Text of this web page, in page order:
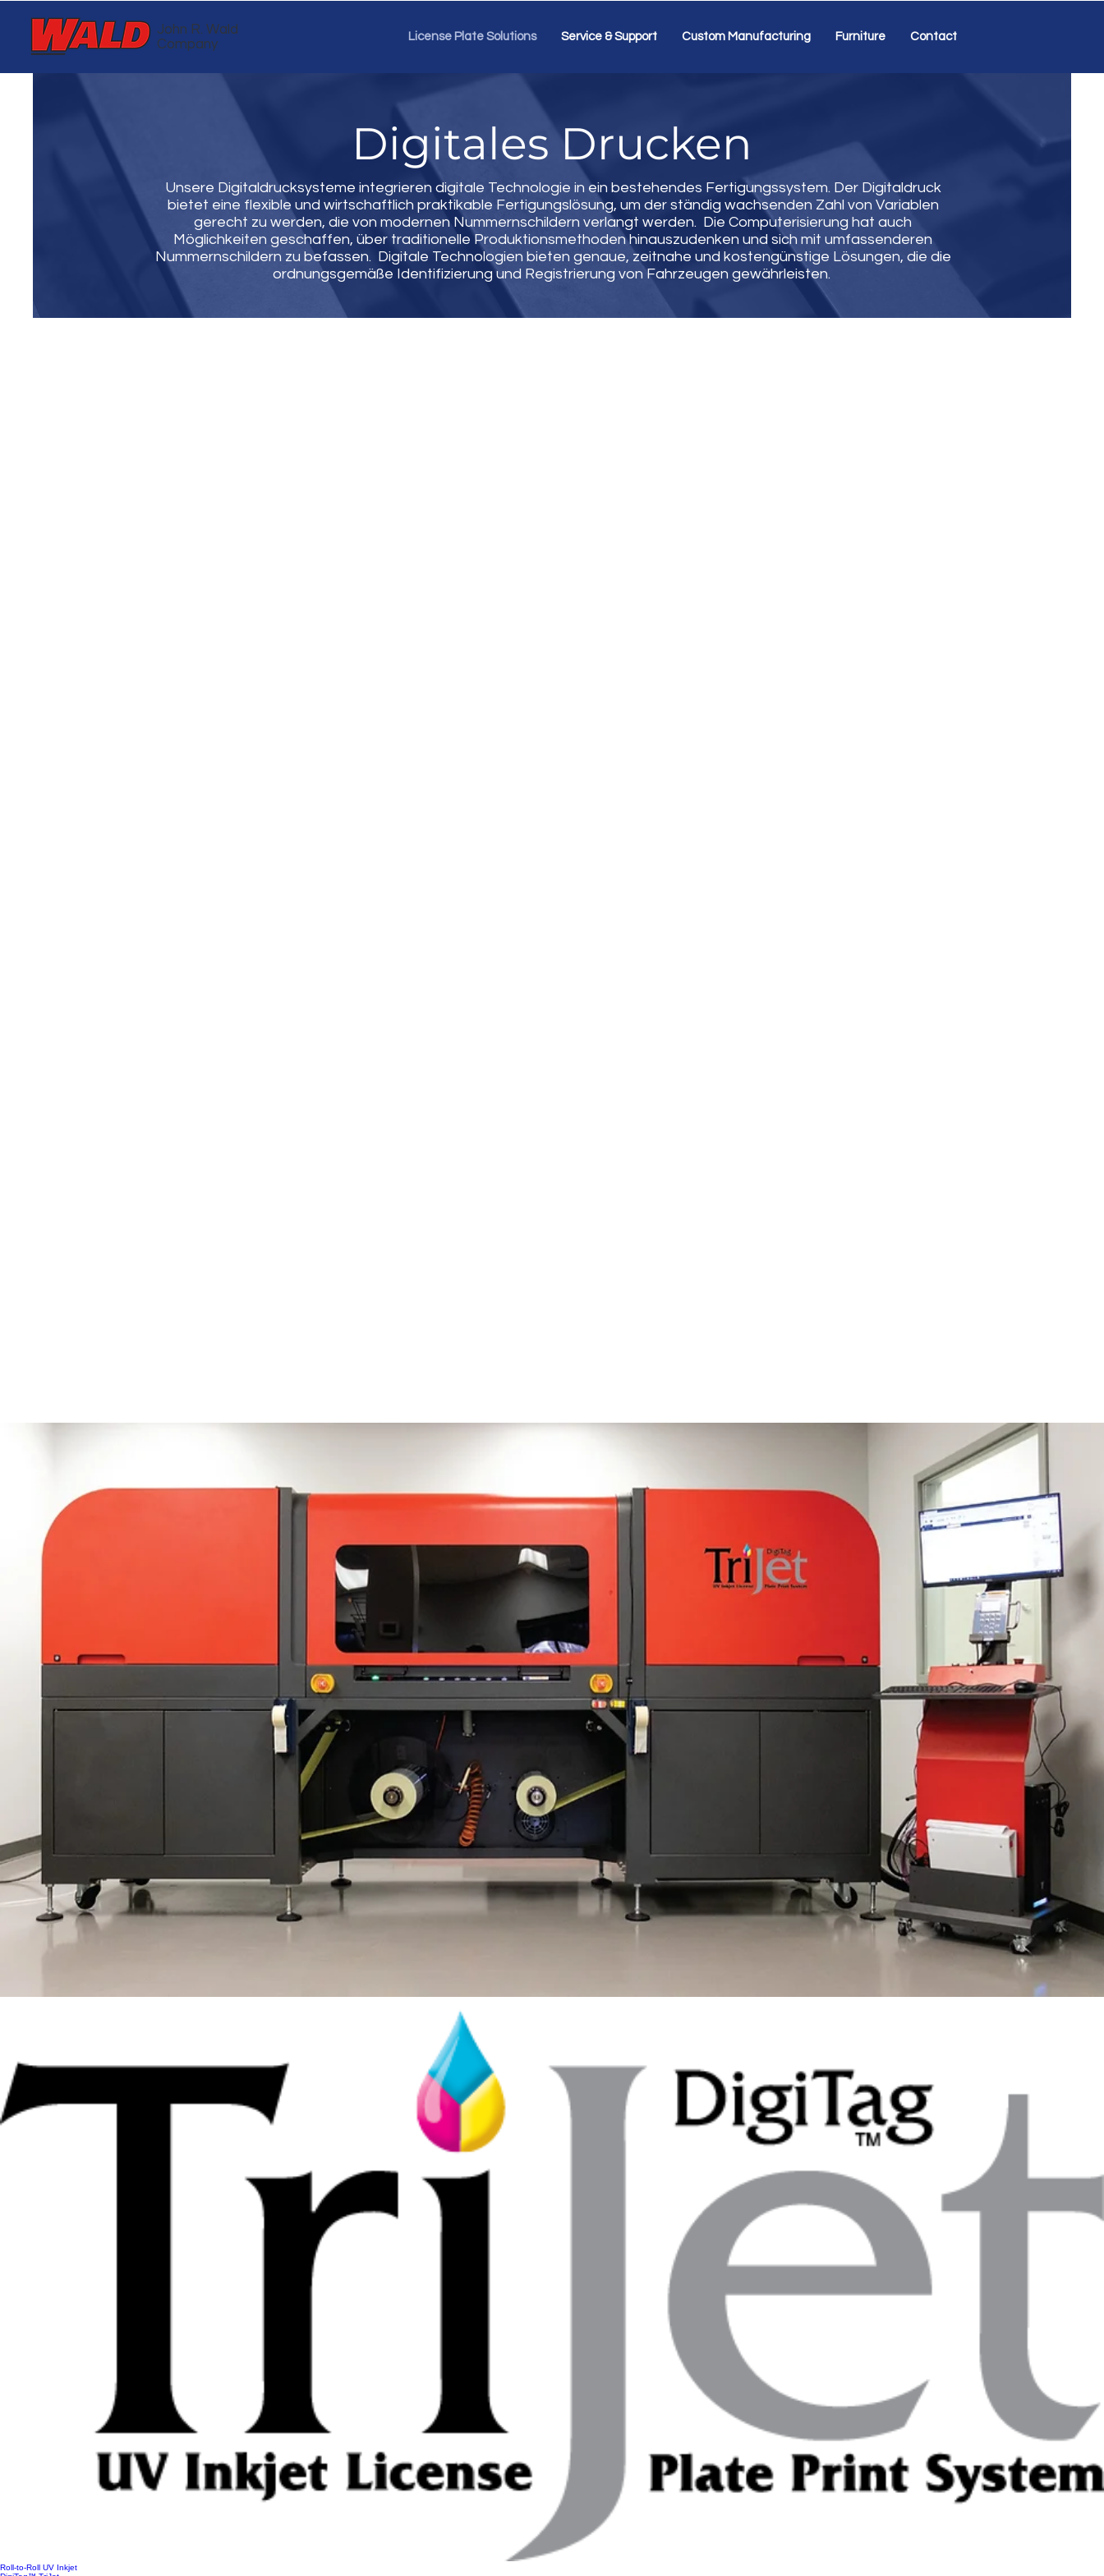
John R. Wald
Company
License Plate Solutions Service & Support Custom Manufacturing Furniture Contact
Digitales Drucken
Unsere Digitaldrucksysteme integrieren digitale Technologie in ein bestehendes Fertigungssystem. Der Digitaldruck
bietet eine flexible und wirtschaftlich praktikable Fertigungslösung, um der ständig wachsenden Zahl von Variablen
gerecht zu werden, die von modernen Nummernschildern verlangt werden. Die Computerisierung hat auch
Möglichkeiten geschaffen, über traditionelle Produktionsmethoden hinauszudenken und sich mit umfassenderen
Nummernschildern zu befassen. Digitale Technologien bieten genaue, zeitnahe und kostengünstige Lösungen, die die
ordnungsgemäße Identifizierung und Registrierung von Fahrzeugen gewährleisten.
Roll-to-Roll UV Inkjet